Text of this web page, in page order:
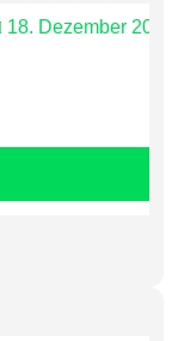
18. Dezember 2025